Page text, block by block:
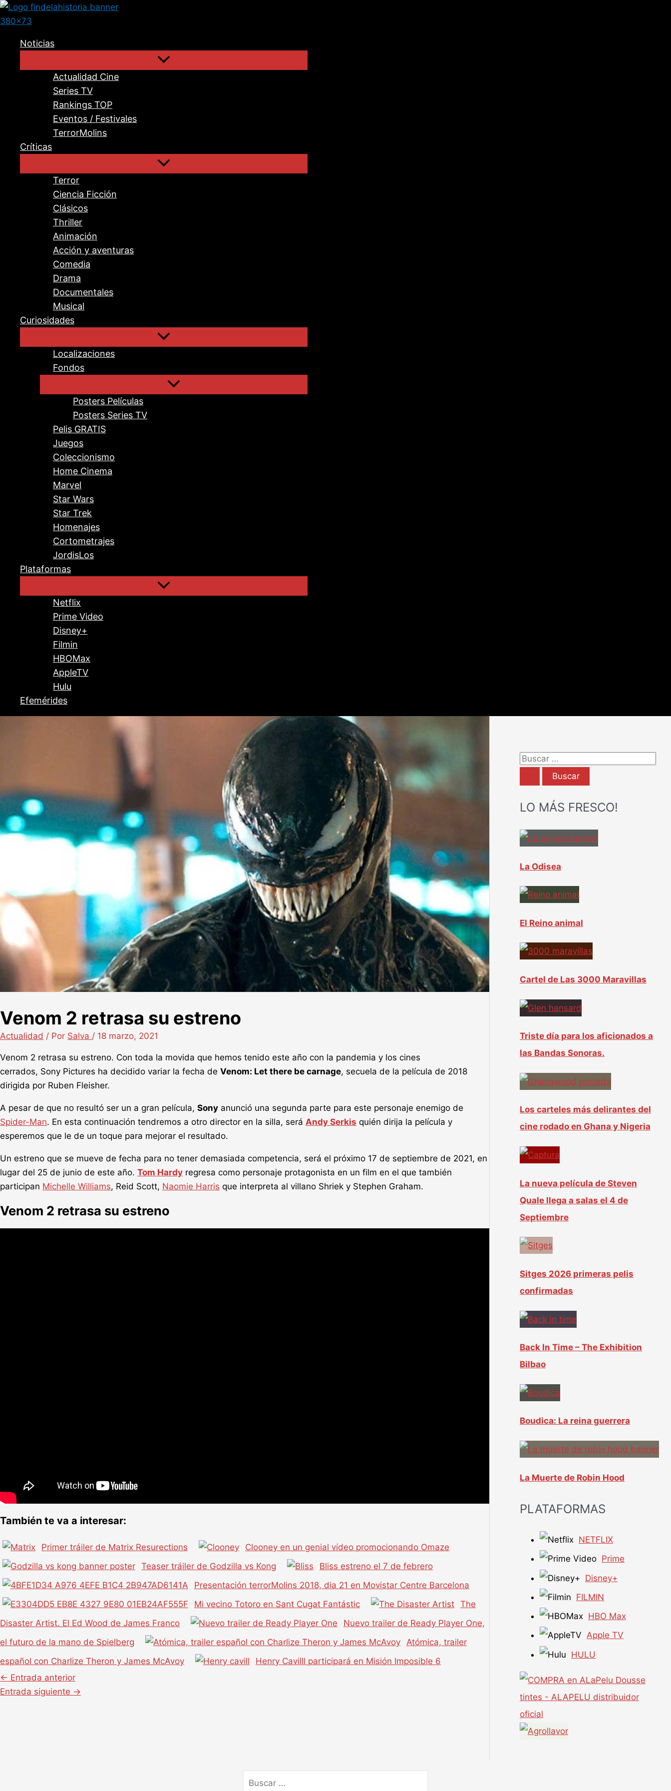
Ir
al
Noticias
Actualidad Cine
Series TV
Rankings TOP
Eventos / Festivales
TerrorMolins
Críticas
Terror
Ciencia Ficción
Clásicos
Thriller
Animación
Acción y aventuras
Comedia
Drama
Documentales
Musical
Curiosidades
Localizaciones
Fondos
Posters Películas
Posters Series TV
Pelis GRATIS
Juegos
Coleccionismo
Home Cinema
Marvel
Star Wars
Star Trek
Homenajes
Cortometrajes
JordisLos
Plataformas
Netflix
Prime Video
Disney+
Filmin
HBOMax
AppleTV
Hulu
Efemérides
Venom 2 retrasa su estreno
Actualidad / Por Salva / 18 marzo, 2021
Venom 2 retrasa su estreno. Con toda la movida que hemos tenido este año con la pandemia y los cines
cerrados, Sony Pictures ha decidido variar la fecha de Venom: Let there be carnage, secuela de la película de 2018
dirigida por Ruben Fleisher.
A pesar de que no resultó ser un a gran película, Sony anunció una segunda parte para este personaje enemigo de
Spider-Man. En esta continuación tendremos a otro director en la silla, será Andy Serkis quién dirija la película y
esperemos que le de un toque para mejorar el resultado.
Un estreno que se mueve de fecha para no tener demasiada competencia, será el próximo 17 de septiembre de 2021, en
lugar del 25 de junio de este año. Tom Hardy regresa como personaje protagonista en un film en el que también
participan Michelle Williams, Reid Scott, Naomie Harris que interpreta al villano Shriek y Stephen Graham.
Venom 2 retrasa su estreno
También te va a interesar:
Primer tráiler de Matrix Resurections
Clooney en un genial vídeo promocionando Omaze
Teaser tráiler de Godzilla vs Kong
Bliss estreno el 7 de febrero
Presentación terrorMolins 2018, dia 21 en Movistar Centre Barcelona
Mi vecino Totoro en Sant Cugat Fantástic
The
Disaster Artist. El Ed Wood de James Franco
Nuevo trailer de Ready Player One,
el futuro de la mano de Spielberg
Atómica, trailer
español con Charlize Theron y James McAvoy
Henry Cavilll participará en Misión Imposible 6
← Entrada anterior
Entrada siguiente →
B
c
r
LO MÁS FRESCO!
La Odisea
El Reino animal
Cartel de Las 3000 Maravillas
Triste día para los aficionados a
las Bandas Sonoras.
Los carteles más delirantes del
cine rodado en Ghana y Nigeria
La nueva película de Steven
Quale llega a salas el 4 de
Septiembre
Sitges 2026 primeras pelis
confirmadas
Back In Time – The Exhibition
Bilbao
Boudica: La reina guerrera
La Muerte de Robin Hood
PLATAFORMAS
NETFLIX
Prime
Disney+
FILMIN
HBO Max
Apple TV
HULU
por: